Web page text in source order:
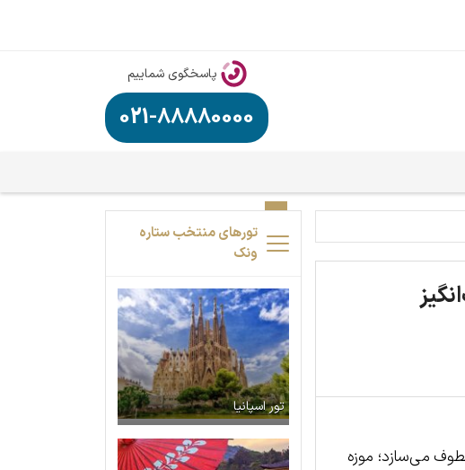
پاسخگوی شماییم
021-88880000
می‌سازد؛ موزه
تورهای منتخب ستاره
ونک
تور اسپانیا